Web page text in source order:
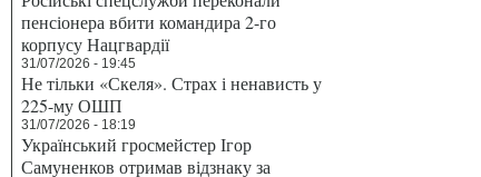
пенсіонера вбити командира 2-го
корпусу Нацгвардії
31/07/2026 - 19:45
Не тільки «Скеля». Страх і ненависть у
225-му ОШП
31/07/2026 - 18:19
Український гросмейстер Ігор
Самуненков отримав відзнаку за